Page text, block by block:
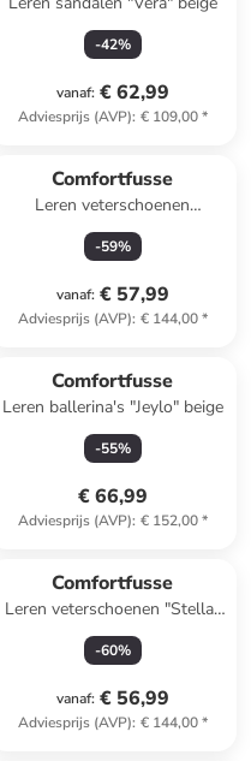
-42%
vanaf: € 62,99
Adviesprijs (AVP): € 109,00*
Comfortfusse
Leren veterschoenen
beige/grijs
-59%
vanaf: € 57,99
Adviesprijs (AVP): € 144,00*
Comfortfusse
Leren ballerina's "Jeylo" beige
-55%
€ 66,99
Adviesprijs (AVP): € 152,00*
Comfortfusse
Leren veterschoenen "Stella"
grijs
-60%
vanaf: € 56,99
Adviesprijs (AVP): € 144,00*